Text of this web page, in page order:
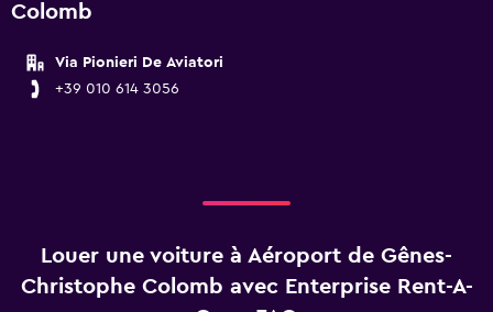
Colomb
Via Pionieri De Aviatori
+39 010 614 3056
Louer une voiture à Aéroport de Gênes-
Christophe Colomb avec Enterprise Rent-A-